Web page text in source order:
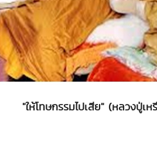
"ให้โทษกรรมไปเสีย" (หลวงปู่เ